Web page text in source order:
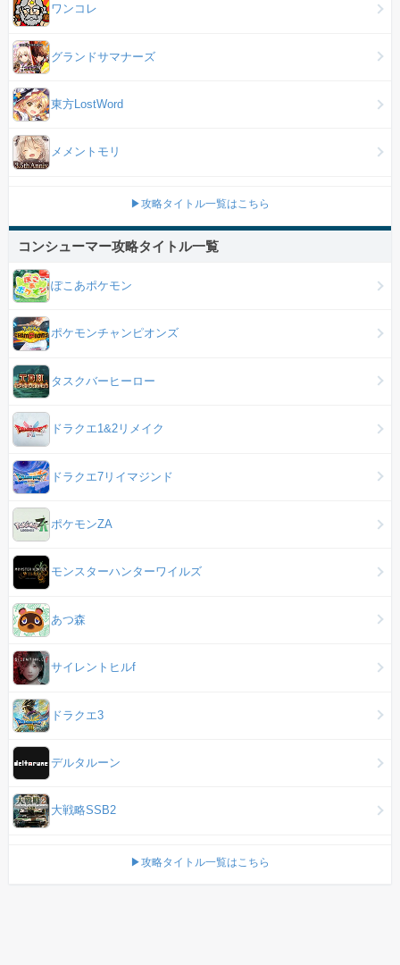
ワンコレ
グランドサマナーズ
東方LostWord
メメントモリ
▶攻略タイトル一覧はこちら
コンシューマー攻略タイトル一覧
ぽこあポケモン
ポケモンチャンピオンズ
タスクバーヒーロー
ドラクエ1&2リメイク
ドラクエ7リイマジンド
ポケモンZA
モンスターハンターワイルズ
あつ森
サイレントヒルf
ドラクエ3
デルタルーン
大戦略SSB2
▶攻略タイトル一覧はこちら